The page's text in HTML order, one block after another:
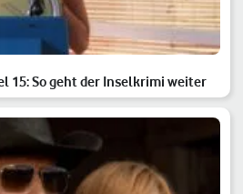
15: So geht der Inselkrimi weiter